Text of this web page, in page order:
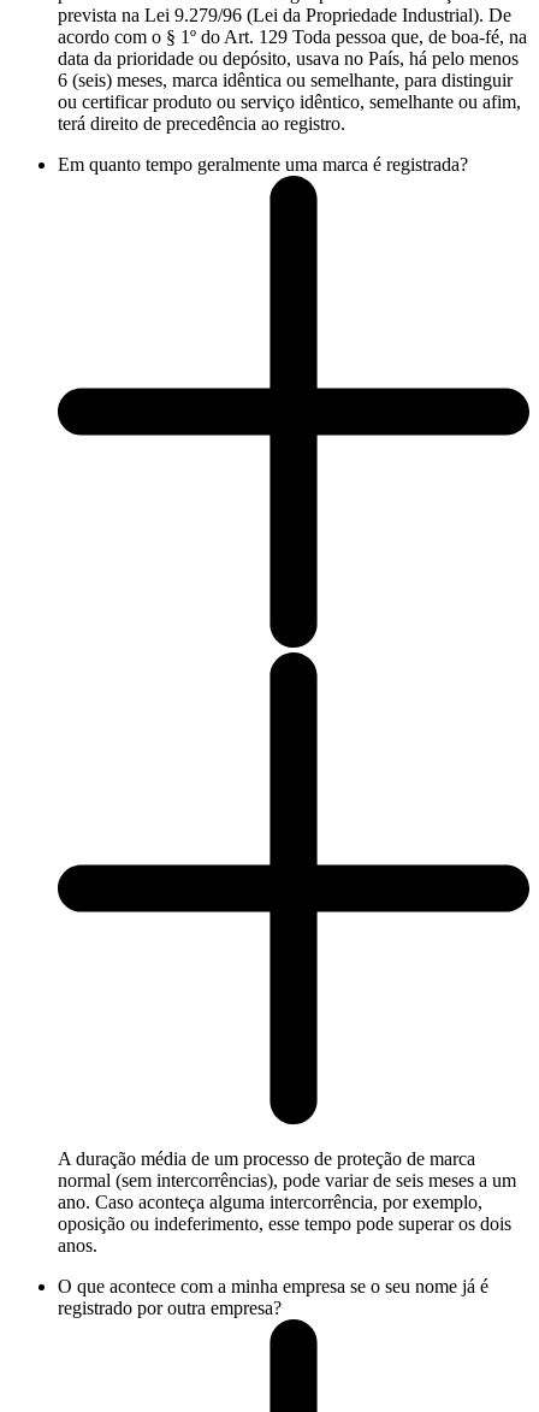
prevista na Lei 9.279/96 (Lei da Propriedade Industrial). De
acordo com o § 1º do Art. 129 Toda pessoa que, de boa-fé, na
data da prioridade ou depósito, usava no País, há pelo menos
6 (seis) meses, marca idêntica ou semelhante, para distinguir
ou certificar produto ou serviço idêntico, semelhante ou afim,
terá direito de precedência ao registro.
Em quanto tempo geralmente uma marca é registrada?
A duração média de um processo de proteção de marca
normal (sem intercorrências), pode variar de seis meses a um
ano. Caso aconteça alguma intercorrência, por exemplo,
oposição ou indeferimento, esse tempo pode superar os dois
anos.
O que acontece com a minha empresa se o seu nome já é
registrado por outra empresa?